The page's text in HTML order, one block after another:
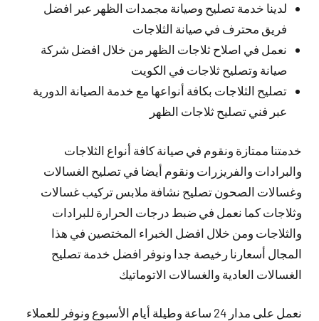
لدينا خدمة تصليح وصيانة مجمدات الظهر عبر افضل
فريق محترف في صيانة الثلاجات
نعمل في اصلاح ثلاجات الظهر من خلال افضل شركة
صيانة وتصليح ثلاجات في الكويت
تصليح الثلاجات بكافة أنواعها مع خدمة الصيانة الدورية
عبر فني تصليح ثلاجات الظهر
خدمتنا ممتازة ونقوم في صيانة كافة أنواع الثلاجات
والبرادات والفريزرات ونقوم أيضا في تصليح الغسالات
وغسالات الصحون تصليح نشافة ملابس تركيب غسالات
وثلاجات كما نعمل في ضبط درجات الحرارة للبرادات
والثلاجات ومن خلال افضل الخبراء المختصين في هذا
المجال أسعارنا رخيصة جدا ونوفر افضل خدمة تصليح
الغسالات العادية والغسالات الاتوماتيك
نعمل على مدار 24 ساعة وطيلة أيام الأسبوع ونوفر للعملاء